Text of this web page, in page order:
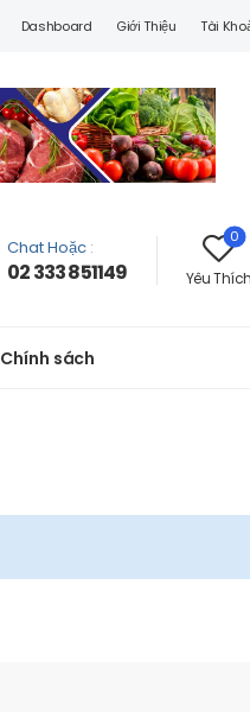
Dashboard Giới Thiệu Tài
Chat Hoặc :
02 333 851149
0
Yêu Thích
Chính sách